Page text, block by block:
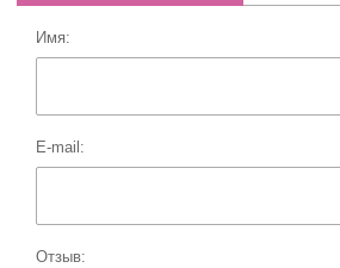
Имя:
E-mail:
Отзыв: